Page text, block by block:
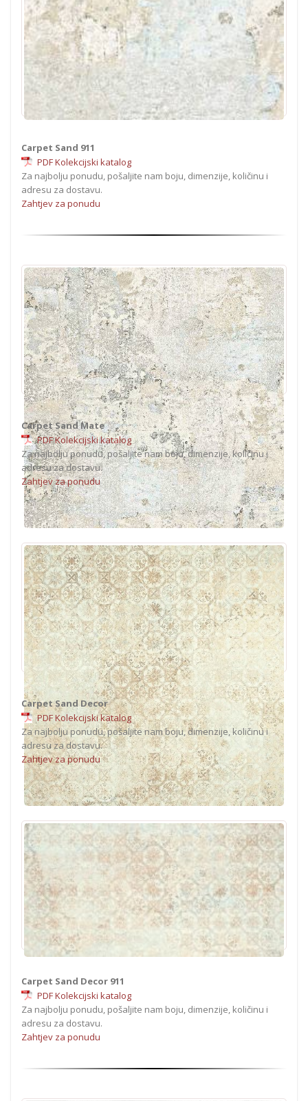
Carpet Sand 911
PDF Kolekcijski katalog
Za najbolju ponudu, pošaljite nam boju, dimenzije, količinu i
adresu za dostavu.
Zahtjev za ponudu
Carpet Sand Mate
PDF Kolekcijski katalog
Za najbolju ponudu, pošaljite nam boju, dimenzije, količinu i
adresu za dostavu.
Zahtjev za ponudu
Carpet Sand Decor
PDF Kolekcijski katalog
Za najbolju ponudu, pošaljite nam boju, dimenzije, količinu i
adresu za dostavu.
Zahtjev za ponudu
Carpet Sand Decor 911
PDF Kolekcijski katalog
Za najbolju ponudu, pošaljite nam boju, dimenzije, količinu i
adresu za dostavu.
Zahtjev za ponudu